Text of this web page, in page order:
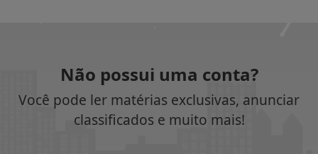
Não possui uma conta?
Você pode ler matérias exclusivas, anunciar
classificados e muito mais!